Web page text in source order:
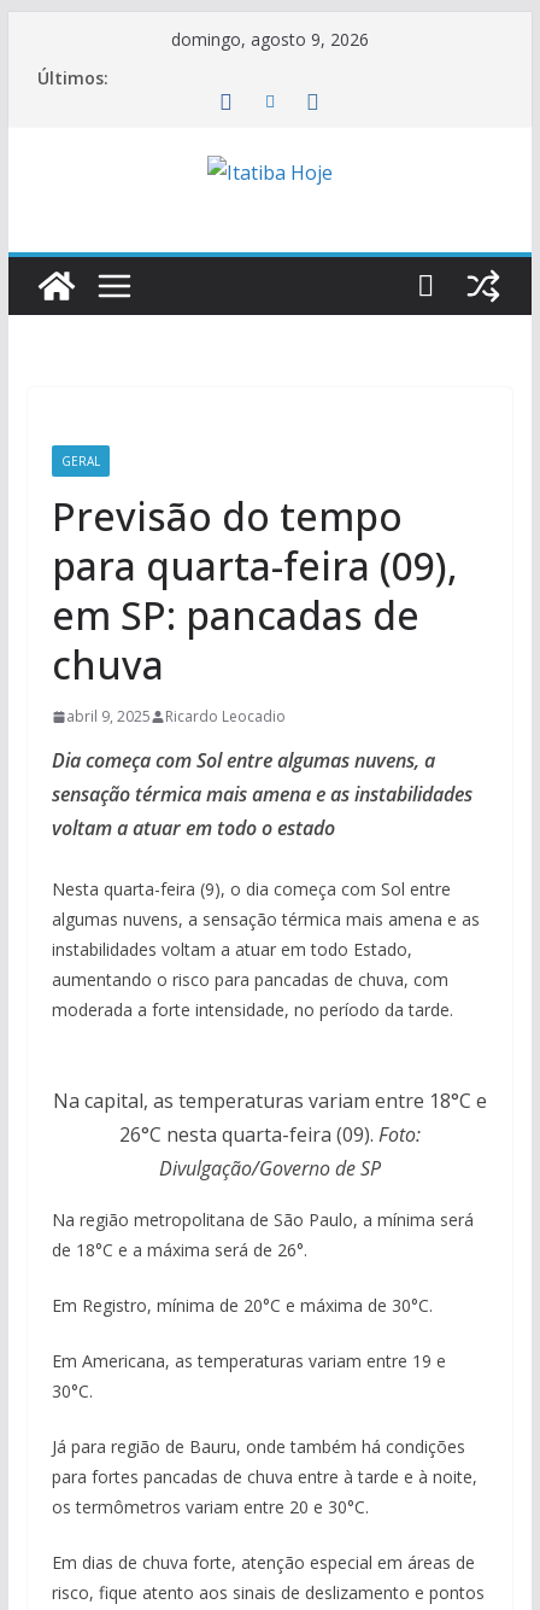
para
domingo, agosto 9, 2026
Últimos:
GERAL
Previsão do tempo
para quarta-feira (09),
em SP: pancadas de
chuva
abril 9, 2025 Ricardo Leocadio
Dia começa com Sol entre algumas nuvens, a
sensação térmica mais amena e as instabilidades
voltam a atuar em todo o estado
Nesta quarta-feira (9), o dia começa com Sol entre
algumas nuvens, a sensação térmica mais amena e as
instabilidades voltam a atuar em todo Estado,
aumentando o risco para pancadas de chuva, com
moderada a forte intensidade, no período da tarde.
Na capital, as temperaturas variam entre 18°C e
26°C nesta quarta-feira (09). Foto:
Divulgação/Governo de SP
Na região metropolitana de São Paulo, a mínima será
de 18°C e a máxima será de 26°.
Em Registro, mínima de 20°C e máxima de 30°C.
Em Americana, as temperaturas variam entre 19 e
30°C.
Já para região de Bauru, onde também há condições
para fortes pancadas de chuva entre à tarde e à noite,
os termômetros variam entre 20 e 30°C.
Em dias de chuva forte, atenção especial em áreas de
risco, fique atento aos sinais de deslizamento e pontos